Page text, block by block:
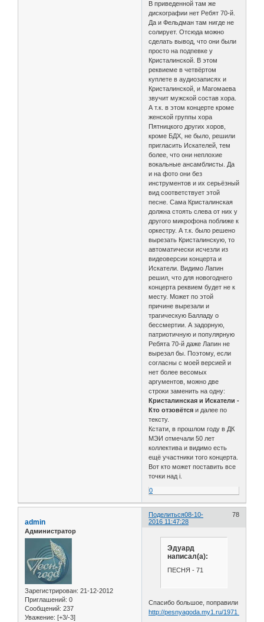
В приведенной там же
дискографии нет Ребят 70-й.
Да и Фельдман там нигде не
солирует. Отсюда можно
сделать вывод, что они были
просто на подпевке у
Кристалинской. В этом
реквиеме в четвёртом
куплете в аудиозаписях и
Кристалинской, и Магомаева
звучит мужской состав хора.
А т.к. в этом концерте кроме
женской группы хора
Пятницкого других хоров,
кроме БДХ, не было, решили
пригласить Искателей, тем
более, что они неплохие
вокальные ансамблисты. Да
и на фото они без
инструментов и их серьёзный
вид соответствует этой
песне. Сама Кристалинская
должна стоять слева от них у
другого микрофона поближе к
оркестру. А т.к. было решено
вырезать Кристалинскую, то
автоматически исчезли из
видеоверсии концерта и
Искатели. Видимо Лапин
решил, что для новогоднего
концерта реквием будет не к
месту. Может по этой
причине вырезали и
трагическую Балладу о
бессмертии. А задорную,
патриотичную и популярную
Ребята 70-й даже Лапин не
вырезал бы. Поэтому, если
согласны с моей версией и
нет более весомых
аргументов, можно две
строки заменить на одну:
Кристалинская и Искатели -
Кто отзовётся и далее по
тексту.
Кстати, в прошлом году в ДК
МЭИ отмечали 50 лет
коллектива и видимо есть
ещё участники того концерта.
Вот кто может поставить все
точки над i.
0
Поделиться 78
08-10-
2016 11:47:28
admin
Администратор
Зарегистрирован: 21-12-2012
Приглашений: 0
Сообщений: 237
Уважение: [+3/-3]
Эдуард
написал(а):
ПЕСНЯ - 71
Спасибо большое, поправили
http://pesnyagoda.my1.ru/1971_75.html